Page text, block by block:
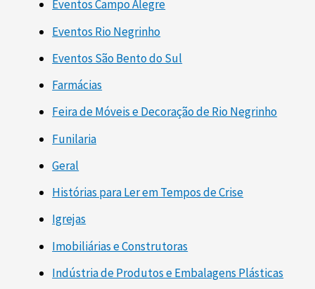
Eventos Campo Alegre
Eventos Rio Negrinho
Eventos São Bento do Sul
Farmácias
Feira de Móveis e Decoração de Rio Negrinho
Funilaria
Geral
Histórias para Ler em Tempos de Crise
Igrejas
Imobiliárias e Construtoras
Indústria de Produtos e Embalagens Plásticas